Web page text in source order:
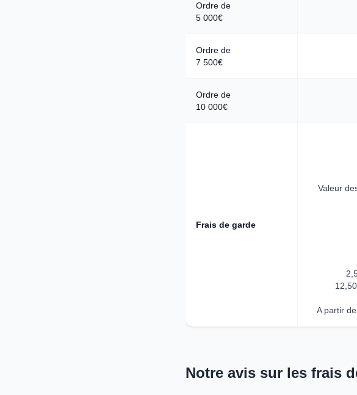
Ordre de
5 000€
Ordre de
7 500€
Ordre de
10 000€
Frais de garde
Valeur
A partir
Notre avis sur les frais